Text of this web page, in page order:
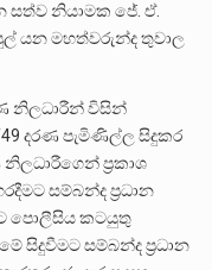
සත්ව නියාමක ජේ. ඒ.
යන මහත්වරුන්ද තුවාල
නිලධාරීන් විසින්
දරණ පැමිණිල්ල සිදුකර
ප්‍රකාශ
සම්බන්ද ප්‍රධාන
පොලීසිය කටයුතු
සිදුවීමට සම්බන්ද ප්‍රධාන